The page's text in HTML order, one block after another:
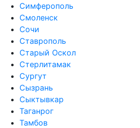
Симферополь
Смоленск
Сочи
Ставрополь
Старый Оскол
Стерлитамак
Сургут
Сызрань
Сыктывкар
Таганрог
Тамбов